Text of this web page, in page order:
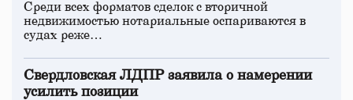
Среди всех форматов сделок с вторичной
недвижимостью нотариальные оспариваются в
судах реже…
Свердловская ЛДПР заявила о намерении
усилить позиции